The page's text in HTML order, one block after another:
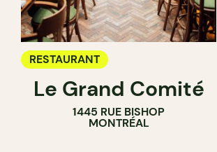
RESTAURANT
Le Grand Comité
1445 RUE BISHOP
MONTRÉAL